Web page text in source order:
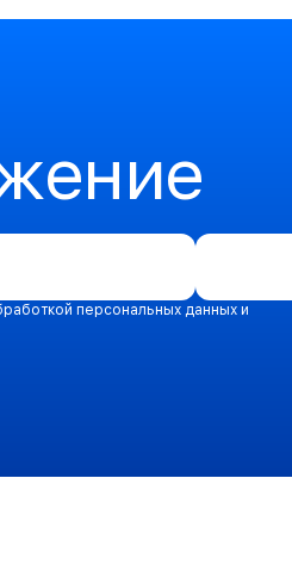
персональных данных и